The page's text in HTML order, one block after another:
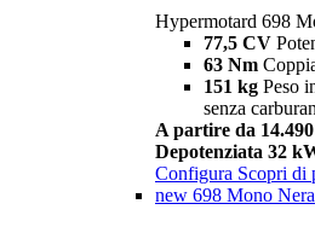
Hypermotard 698
77,5 CV
63 Nm
151 kg Peso
senza
A partire da
Depotenziata 32
Configura Scopri di
new 698 Mono Nera